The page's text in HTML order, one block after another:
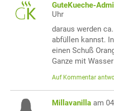
GuteKueche-
Uhr
daraus werden
abfüllen kannst.
einen Schuß
Ganze mit
Auf Kommentar
Millavanilla am